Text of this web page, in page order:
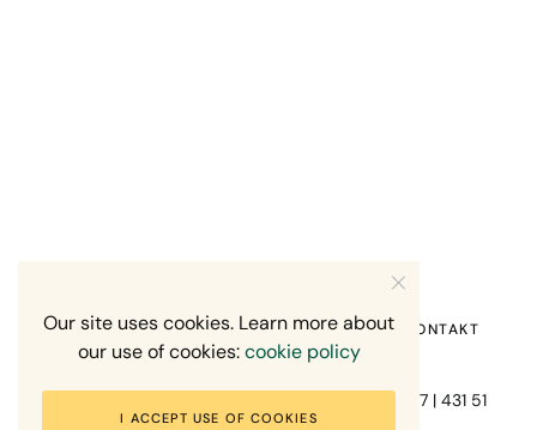
Fotograf Mikael Svensson | Gundefjällsgatan 407 | 431 51
Mölndal | +46-70-7671863
HEM OM MIG RECENSION OM MIG KONTAKT
Our site uses cookies. Learn more about
our use of cookies:cookie policy
I ACCEPT USE OF COOKIES